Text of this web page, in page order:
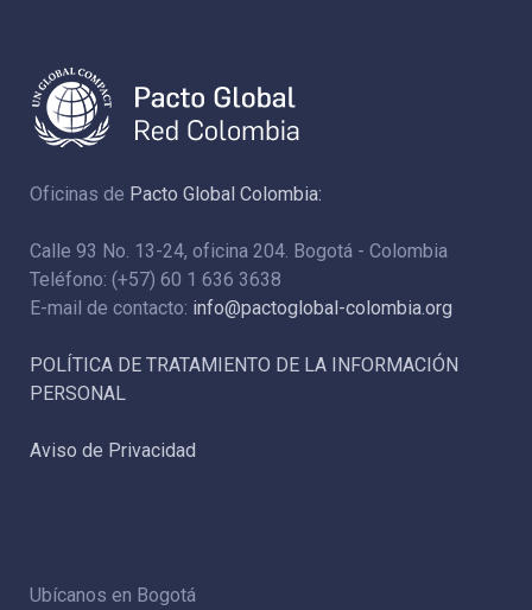
Oficinas de Pacto Global Colombia:
Calle 93 No. 13-24, oficina 204. Bogotá - Colombia
Teléfono: (+57) 60 1 636 3638
E-mail de contacto: info@pactoglobal-colombia.org
POLÍTICA DE TRATAMIENTO DE LA INFORMACIÓN
PERSONAL
Aviso de Privacidad
Ubícanos en Bogotá